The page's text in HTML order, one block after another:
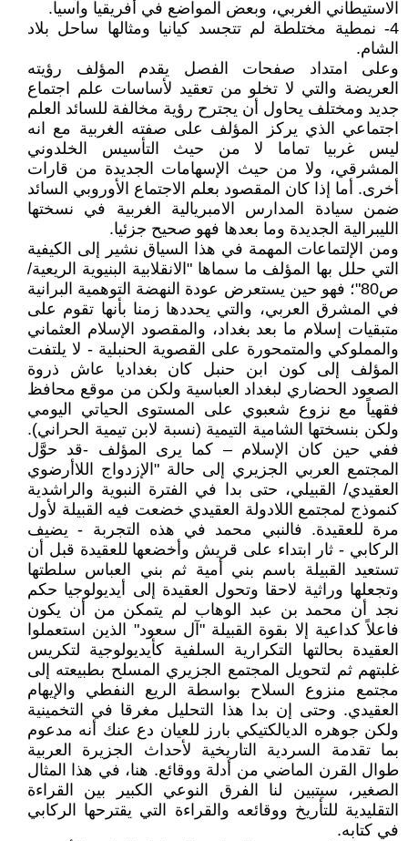
الاستيطاني الغربي، وبعض المواضع في أفريقيا وآسيا.
4- نمطية مختلطة لم تتجسد كيانيا ومثالها ساحل بلاد
الشام.
وعلى امتداد صفحات الفصل يقدم المؤلف رؤيته
العريضة والتي لا تخلو من تعقيد لأساسات علم اجتماع
جديد ومختلف يحاول أن يجترح رؤية مخالفة للسائد العلم
اجتماعي الذي يركز المؤلف على صفته الغربية مع انه
ليس غربيا تماما لا من حيث التأسيس الخلدوني
المشرقي، ولا من حيث الإسهامات الجديدة من قارات
أخرى. أما إذا كان المقصود بعلم الاجتماع الأوروبي السائد
ضمن سيادة المدارس الامبريالية الغربية في نسختها
الليبرالية الجديدة وما بعدها فهو صحيح جزئيا.
ومن الإلتماعات المهمة في هذا السياق نشير إلى الكيفية
التي حلل بها المؤلف ما سماها "الانقلابية البنيوية الريعية/
ص80"؛ فهو حين يستعرض عودة النهضة التوهمية البرانية
في المشرق العربي، والتي يحددها زمنا بأنها تقوم على
متبقيات إسلام ما بعد بغداد، والمقصود الإسلام العثماني
والمملوكي والمتمحورة على القصوية الحنبلية - لا يلتفت
المؤلف إلى كون ابن حنبل كان بغداديا عاش ذروة
الصعود الحضاري لبغداد العباسية ولكن من موقع محافظ
فقهياً مع نزوع شعبوي على المستوى الحياتي اليومي
ولكن بنسختها الشامية التيمية (نسبة لابن تيمية الحراني).
ففي حين كان الإسلام – كما يرى المؤلف -قد حوَّل
المجتمع العربي الجزيري إلى حالة "الإزدواج اللاأرضوي
العقيدي/ القبيلي، حتى بدا في الفترة النبوية والراشدية
كنموذج لمجتمع اللادولة العقيدي خضعت فيه القبيلة لأول
مرة للعقيدة. فالنبي محمد في هذه التجربة - يضيف
الركابي - ثار ابتداء على قريش وأخضعها للعقيدة قبل أن
تستعيد القبيلة باسم بني أمية ثم بني العباس سلطتها
وتجعلها وراثية لاحقا وتحول العقيدة إلى أيديولوجيا حكم
نجد أن محمد بن عبد الوهاب لم يتمكن من أن يكون
فاعلاً كداعية إلا بقوة القبيلة "آل سعود" الذين استعملوا
العقيدة بحالتها التكرارية السلفية كأيديولوجية لتكريس
غلبتهم ثم لتحويل المجتمع الجزيري المسلح بطبيعته إلى
مجتمع منزوع السلاح بواسطة الريع النفطي والإيهام
العقيدي. وحتى إن بدا هذا التحليل مغرقا في التخمينية
ولكن جوهره الديالكتيكي بارز للعيان دع عنك أنه مدعوم
بما تقدمة السردية التاريخية لأحداث الجزيرة العربية
طوال القرن الماضي من أدلة ووقائع. هنا، في هذا المثال
الصغير، سيتبين لنا الفرق النوعي الكبير بين القراءة
التقليدية للتأريخ ووقائعه والقراءة التي يقترحها الركابي
في كتابه.